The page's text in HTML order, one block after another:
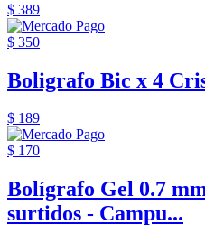
$ 389
$ 350
Boligrafo Bic x 4
$ 189
$ 170
Bolígrafo Gel 0.7
surtidos - Campu...